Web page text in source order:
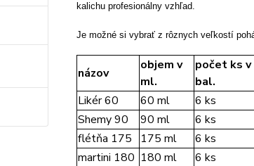
kalichu profesionálny vzhľad.
Je možné si vybrať z rôznych veľkostí
názov
objem v
ml.
počet ks v
bal.
Likér 60
60 ml 6 ks
Shemy 90
90 ml 6 ks
flétňa 175
175 ml 6 ks
martini 180 180 ml 6 ks